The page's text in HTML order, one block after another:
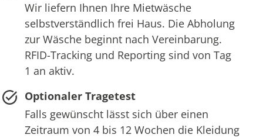
Wir liefern Ihnen Ihre Mietwäsche
selbstverständlich frei Haus. Die Abholung
zur Wäsche beginnt nach Vereinbarung.
RFID-Tracking und Reporting sind von Tag
1 an aktiv.
Optionaler Tragetest
Falls gewünscht lässt sich über einen
Zeitraum von 4 bis 12 Wochen die Kleidung